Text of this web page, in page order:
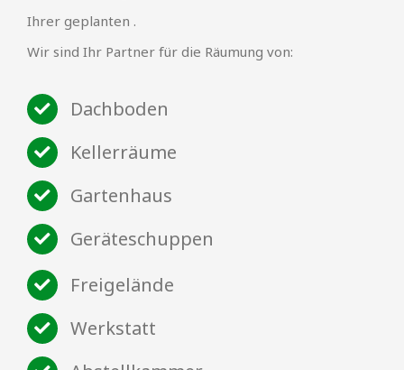
Ihrer geplanten .
Wir sind Ihr Partner für die Räumung von:
Dachboden
Kellerräume
Gartenhaus
Geräteschuppen
Freigelände
Werkstatt